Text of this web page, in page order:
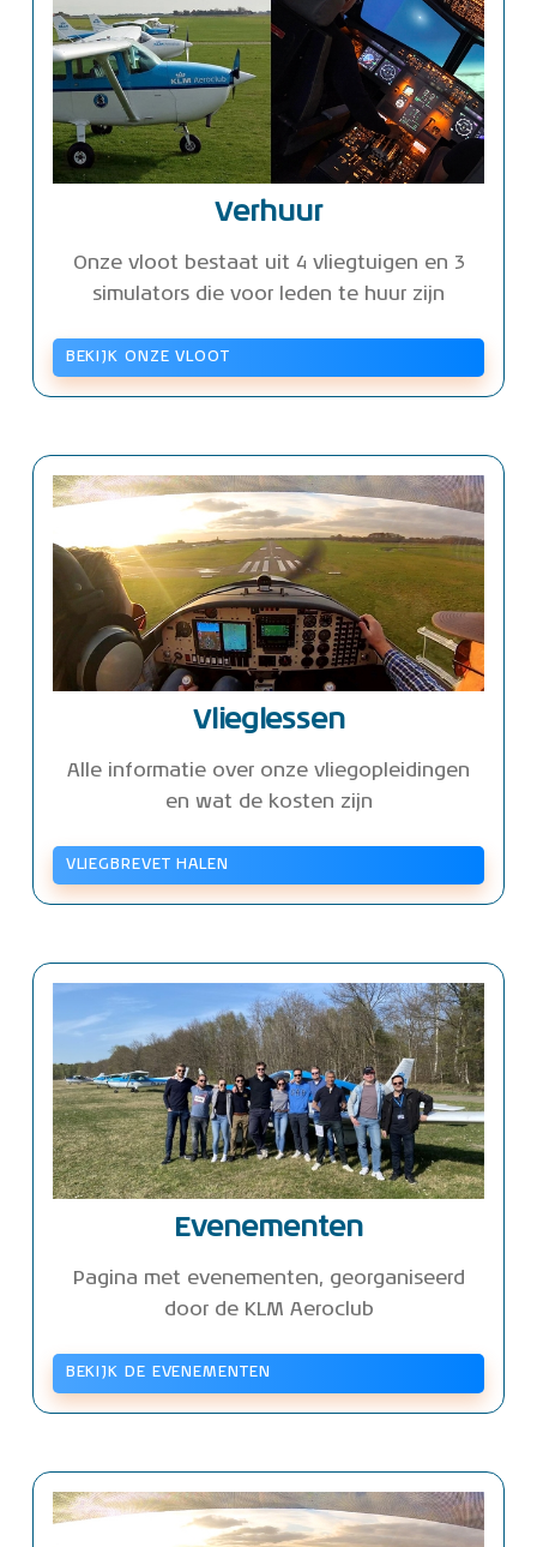
Verhuur
Onze vloot bestaat uit 4 vliegtuigen en 3
simulators die voor leden te huur zijn
BEKIJK ONZE VLOOT
Vlieglessen
Alle informatie over onze vliegopleidingen
en wat de kosten zijn
VLIEGBREVET HALEN
Evenementen
Pagina met evenementen, georganiseerd
door de KLM Aeroclub
BEKIJK DE EVENEMENTEN